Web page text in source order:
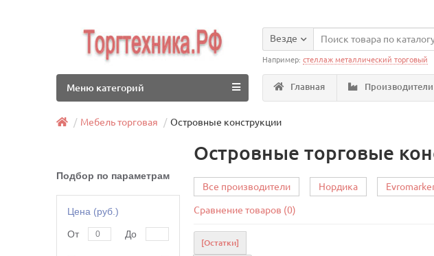
Везде
Например:стеллаж металлический торговый
Главная Производители
Меню категорий
Мебель торговая Островные конструкции
Подбор по параметрам
Цена (руб.)
От До
Островные торговые
Все производители Нордика
Сравнение товаров (0)
[Остатки]